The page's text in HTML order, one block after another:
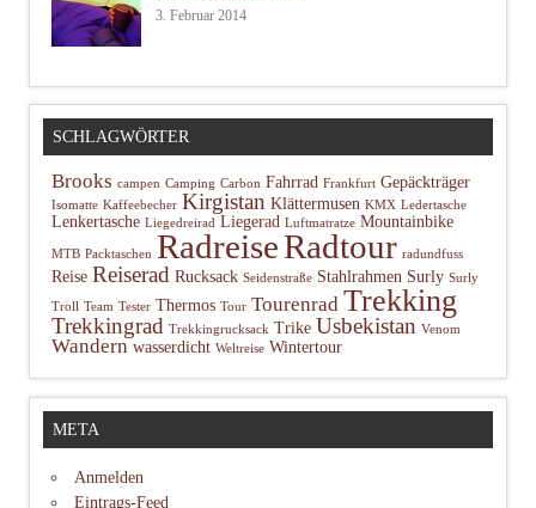
3. Februar 2014
SCHLAGWÖRTER
Brooks campen Camping Carbon Fahrrad Frankfurt Gepäckträger
Isomatte Kaffeebecher Kirgistan Klättermusen KMX Ledertasche
Lenkertasche Liegedreirad Liegerad Luftmatratze Mountainbike
MTB Packtaschen RadreiseRadtour radundfuss
Reise Reiserad Rucksack Seidenstraße Stahlrahmen Surly Surly
Troll Team Tester Thermos Tour Tourenrad Trekking
Trekkingrad Trekkingrucksack Trike Usbekistan Venom
Wandern wasserdicht Weltreise Wintertour
META
Anmelden
Eintrags-Feed